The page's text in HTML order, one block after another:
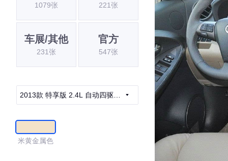
1079张 221张
车展/其他
231张
官方
547张
2013款 特享版 2.4L 自动四驱尊
米黄金属色